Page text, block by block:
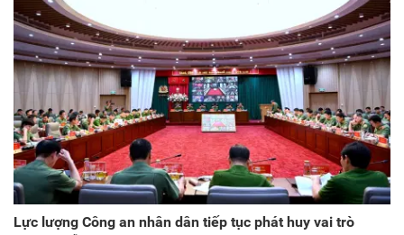
Lực lượng Công an nhân dân tiếp tục phát huy vai trò